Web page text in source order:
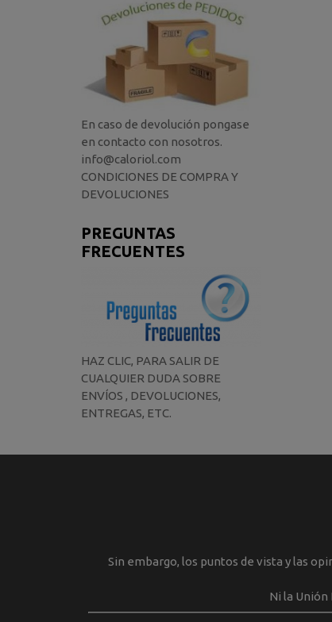
En caso de devolución pongase
en contacto con nosotros.
info@caloriol.com
CONDICIONES DE COMPRA Y
DEVOLUCIONES
PREGUNTAS
FRECUENTES
HAZ CLIC, PARA SALIR DE
CUALQUIER DUDA SOBRE
ENVÍOS , DEVOLUCIONES,
ENTREGAS, ETC.
Sin embargo, los puntos de vista y las
Ni la Unión